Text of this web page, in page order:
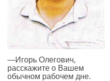
—Игорь Олегович,
расскажите о Вашем
обычном рабочем дне.